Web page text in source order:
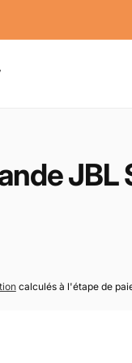
JBL
calculés à l'étape de